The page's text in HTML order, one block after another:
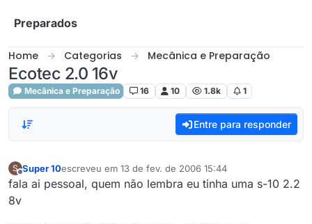
Preparados
Home Categorias Mecânica e Preparação
Ecotec 2.0 16v
Mecânica e Preparação 16 10 1.8k 1
Entre para responder
S
Offline
Super 10escreveu em 13 de fev. de 2006 15:44
última edição por
fala ai pessoal, quem não lembra eu tinha uma s-10 2.2
8v